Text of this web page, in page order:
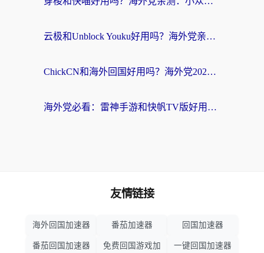
云极和Unblock Youku好用吗？海外党亲测+2026回国加速器避坑指南
ChickCN和海外回国好用吗？海外党2026亲测：从手游到影音，选对加速器的3个关键
海外党必看：雷神手游和快帆TV版好用吗？3步选对回国加速器不踩坑
友情链接
海外回国加速器 番茄加速器 回国加速器
番茄回国加速器
免费回国游戏加
一键回国加速器